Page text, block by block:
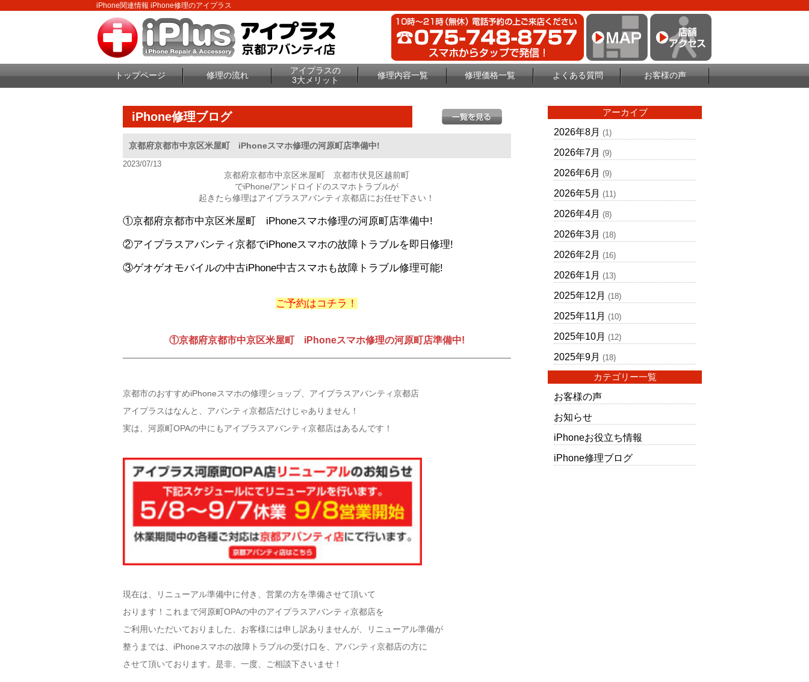
iPhone関連情報 iPhone修理のアイプラス
トップページ 修理の流れ
アイプラスの
3大メリット
修理内容一覧 修理価格一覧 よくある質問 お客様の声
iPhone修理ブログ
京都府京都市中京区米屋町 iPhoneスマホ修理の河原町店準備中!
2023/07/13
京都府京都市中京区米屋町 京都市伏見区越前町
でiPhone/アンドロイドのスマホトラブルが
起きたら修理はアイプラスアバンティ京都店にお任せ下さい！
①京都府京都市中京区米屋町 iPhoneスマホ修理の河原町店準備中!
②アイプラスアバンティ京都でiPhoneスマホの故障トラブルを即日修理!
③ゲオゲオモバイルの中古iPhone中古スマホも故障トラブル修理可能!
ご予約はコチラ！
①京都府京都市中京区米屋町 iPhoneスマホ修理の河原町店準備中!
京都市のおすすめiPhoneスマホの修理ショップ、アイプラスアバンティ京都店
アイプラスはなんと、アバンティ京都店だけじゃありません！
実は、河原町OPAの中にもアイプラスアバンティ京都店はあるんです！
現在は、リニューアル準備中に付き、営業の方を準備させて頂いて
おります！これまで河原町OPAの中のアイプラスアバンティ京都店を
ご利用いただいておりました、お客様には申し訳ありませんが、リニューアル準備が
整うまでは、iPhoneスマホの故障トラブルの受け口を、アバンティ京都店の方に
させて頂いております。是非、一度、ご相談下さいませ！
アーカイブ
2026年8月 (1)
2026年7月 (9)
2026年6月 (9)
2026年5月 (11)
2026年4月 (8)
2026年3月 (18)
2026年2月 (16)
2026年1月 (13)
2025年12月 (18)
2025年11月 (10)
2025年10月 (12)
2025年9月 (18)
カテゴリー一覧
お客様の声
お知らせ
iPhoneお役立ち情報
iPhone修理ブログ